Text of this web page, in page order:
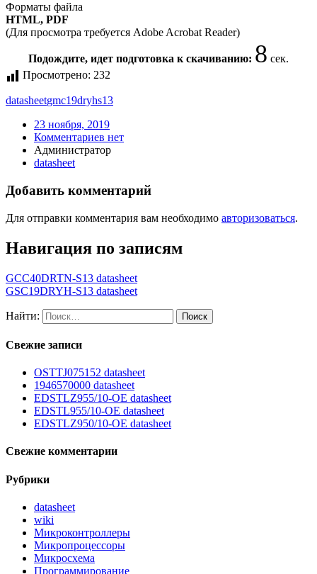
Форматы файла
HTML, PDF
(Для просмотра требуется Adobe Acrobat Reader)
Подождите, идет подготовка к скачиванию: 7 сек.
Просмотрено: 232
datasheetgmc19dryhs13
23 ноября, 2019
Комментариев нет
Администратор
datasheet
Добавить комментарий
Для отправки комментария вам необходимо авторизоваться.
Навигация по записям
GCC40DRTN-S13 datasheet
GSC19DRYH-S13 datasheet
Найти:
Свежие записи
OSTTJ075152 datasheet
1946570000 datasheet
EDSTLZ955/10-OE datasheet
EDSTL955/10-OE datasheet
EDSTLZ950/10-OE datasheet
Свежие комментарии
Рубрики
datasheet
wiki
Микроконтроллеры
Микропроцессоры
Микросхема
Программирование